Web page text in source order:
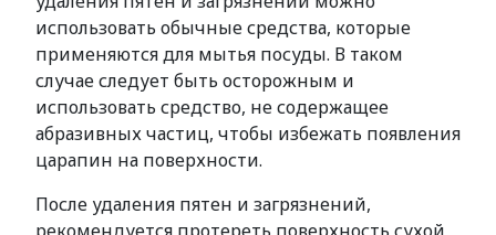
использовать обычные средства, которые
применяются для мытья посуды. В таком
случае следует быть осторожным и
использовать средство, не содержащее
абразивных частиц, чтобы избежать появления
царапин на поверхности.
После удаления пятен и загрязнений,